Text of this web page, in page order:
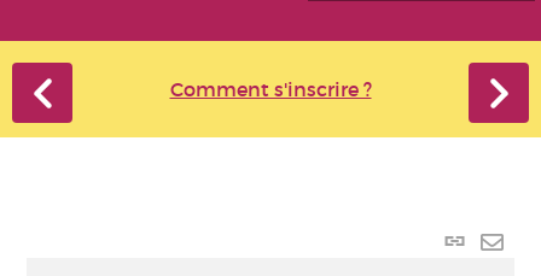
Comment s'inscrire ?
Lien